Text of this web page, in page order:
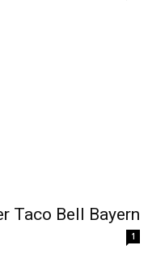
Taco Bell Bayern
1